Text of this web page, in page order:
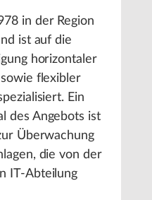
in der Region
ist auf die
horizontaler
flexibler
Ein
des Angebots ist
Überwachung
die von der
IT-Abteilung